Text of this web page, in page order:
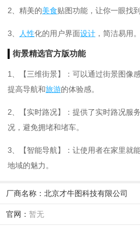
2、精美的美食贴图功能，让你一眼找
3、 人性化的用户界面设计 ，简洁易用。
街景精选官方版功能
1、【三维街景】：可以通过街景图像
提高导航和旅游的体验感。
2、【实时路况】：提供了实时路况服
况，避免拥堵和堵车。
3、【智能导航】：让使用者在家里就
地域的魅力。
厂商名称： 北京才牛图科技有限公司
官网： 暂无